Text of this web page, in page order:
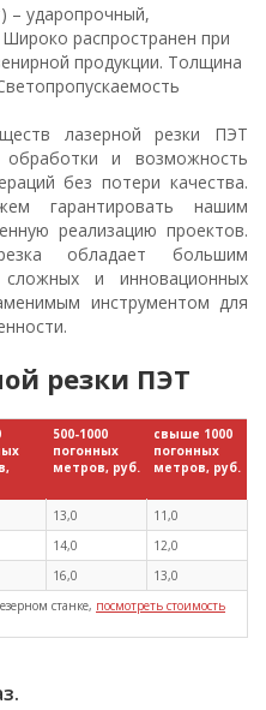
– ударопрочный,
распространен при
продукции. Толщина
лазерной резки ПЭТ
обработки и возможность
без потери качества.
гарантировать нашим
реализацию проектов.
обладает большим
и инновационных
инструментом для
резки ПЭТ
500-1000
погонных
метров, руб.
свыше 1000
погонных
метров, руб.
13,0
11,0
14,0
12,0
16,0
13,0
станке, посмотреть стоимость